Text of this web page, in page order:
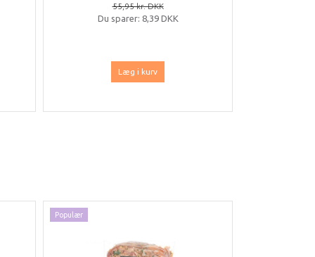
55,95 kr. DKK
Du sparer: 8,39 DKK
Læg i kurv
Populær